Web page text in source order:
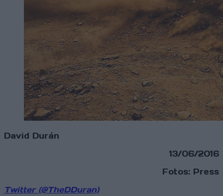
David Durán
13/06/2016
Fotos: Press
Twitter (@TheDDuran)